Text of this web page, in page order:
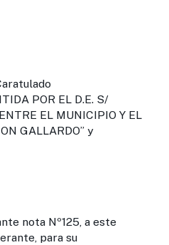
POR EL D.E. S/
EL MUNICIPIO Y EL
GALLARDO” y
nota Nº125, a este
para su